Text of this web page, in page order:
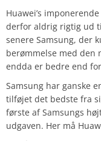
Huawei’s
derfor aldrig rigtig ud
senere Samsung, der
berømmelse med den
endda er bedre end
Samsung har ganske
tilføjet det bedste fra
første af Samsungs
udgaven. Her må